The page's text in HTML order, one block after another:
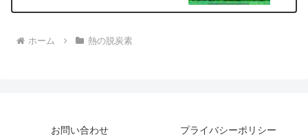
ホーム 熱の脱炭素
お問い合わせ プライバシーポリシー